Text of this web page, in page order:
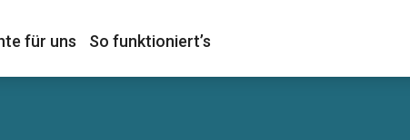
für uns So funktioniert’s